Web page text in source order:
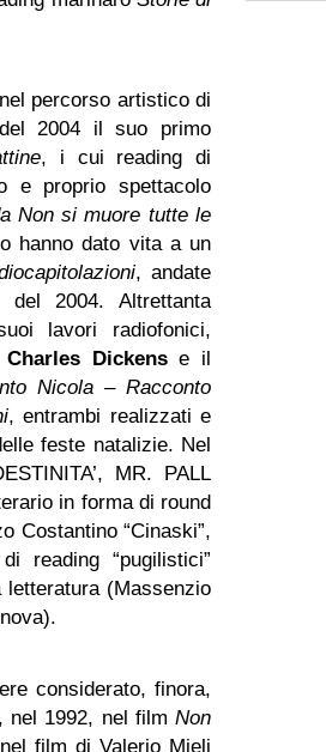
percorso artistico di
2004 il suo primo
, i cui reading di
e proprio spettacolo
Non si muore tutte le
hanno dato vita a un
, andate
2004. Altrettanta
lavori radiofonici,
Charles Dickense il
Nicola – Racconto
, entrambi realizzati e
feste natalizie. Nel
MR. PALL
in forma di round
Costantino “Cinaski”,
reading “pugilistici”
(Massenzio
considerato, finora,
nel 1992, nel film Non
film di Valerio Mieli